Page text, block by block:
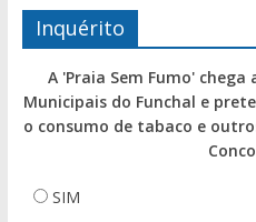
Inquérito
A 'Praia Sem Fumo'
Municipais do Funchal e
o consumo de tabaco e
SIM